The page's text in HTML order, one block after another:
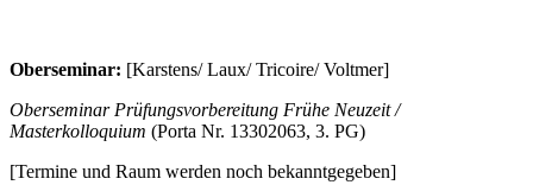
Oberseminar: [Karstens/ Laux/ Tricoire/ Voltmer]
Oberseminar Prüfungsvorbereitung Frühe Neuzeit /
Masterkolloquium (Porta Nr. 13302063, 3. PG)
[Termine und Raum werden noch bekanntgegeben]